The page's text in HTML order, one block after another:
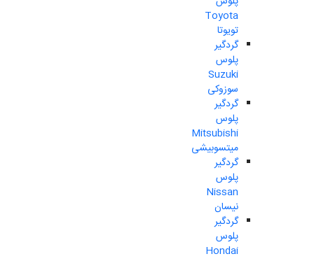
Toyota
تویوتا
گردگیر
پلوس
Suzuki
سوزوکی
گردگیر
پلوس
Mitsubishi
میتسوبیشی
گردگیر
پلوس
Nissan
نیسان
گردگیر
پلوس
Hondai